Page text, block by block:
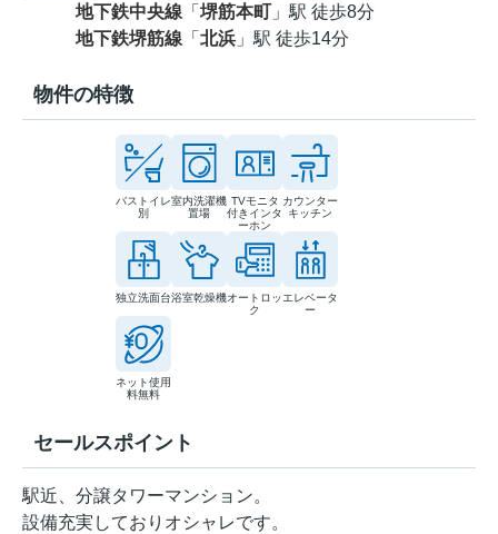
地下鉄中央線 「 堺筋本町 」駅 徒歩8分
地下鉄堺筋線 「 北浜 」駅 徒歩14分
物件の特徴
バストイレ
別
室内洗濯機
置場
TVモニタ
付きインタ
ーホン
カウンター
キッチン
独立洗面台浴室乾燥機オートロッ
ク
エレベータ
ー
ネット使用
料無料
セールスポイント
駅近、分譲タワーマンション。
設備充実しておりオシャレです。